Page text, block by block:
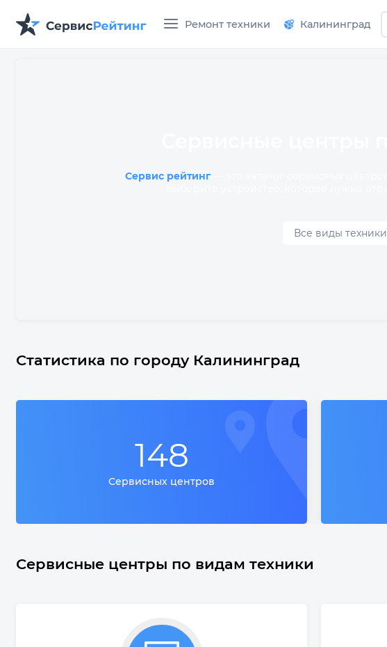
Ремонт техники Калининград
Сервис рейтинг
Все виды техники
Статистика по городу Калининград
148
Сервисных центров
Сервисные центры по видам техники